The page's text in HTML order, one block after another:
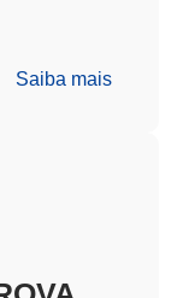
Saiba mais: